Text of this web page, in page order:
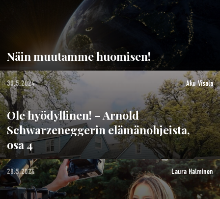
Näin muutamme huomisen!
30.5.2024 Aku Visala
Ole hyödyllinen! – Arnold
Schwarzeneggerin elämänohjeista,
osa 4
28.5.2024 Laura Halminen